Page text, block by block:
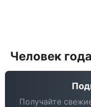
Человек
Получайте